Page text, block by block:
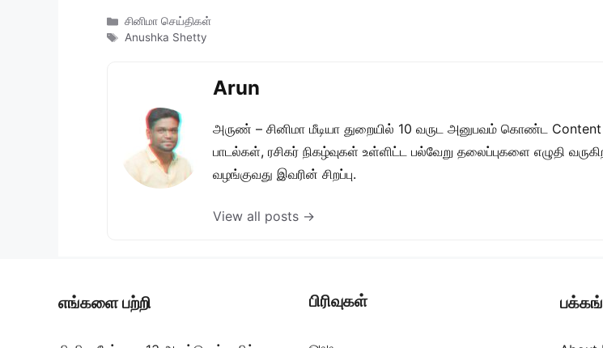
Categories
சினிமா செய்திகள்
Tags
Anushka Shetty
Arun
அருண் – சினிமா மீடியா துறையில் 10 வருட அனுபவம் கொண்ட Content
பாடல்கள், ரசிகர் நிகழ்வுகள் உள்ளிட்ட பல்வேறு தலைப்புகளை எழுதி
வழங்குவது இவரின் சிறப்பு.
View all posts →
எங்களை பற்றி பிரிவுகள்